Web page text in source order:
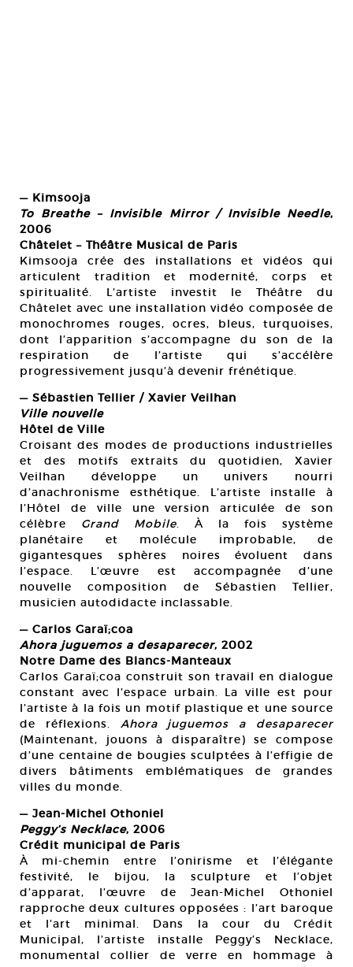
— Kimsooja
To Breathe – Invisible Mirror / Invisible Needle,
2006
Châtelet – Théâtre Musical de Paris
Kimsooja crée des installations et vidéos qui
articulent tradition et modernité, corps et
spiritualité. L’artiste investit le Théâtre du
Châtelet avec une installation vidéo composée de
monochromes rouges, ocres, bleus, turquoises,
dont l’apparition s’accompagne du son de la
respiration de l’artiste qui s’accélère
progressivement jusqu’à devenir frénétique.
— Sébastien Tellier / Xavier Veilhan
Ville nouvelle
Hôtel de Ville
Croisant des modes de productions industrielles
et des motifs extraits du quotidien, Xavier
Veilhan développe un univers nourri
d’anachronisme esthétique. L’artiste installe à
l’Hôtel de ville une version articulée de son
célèbre Grand Mobile. À la fois système
planétaire et molécule improbable, de
gigantesques sphères noires évoluent dans
l’espace. L’œuvre est accompagnée d’une
nouvelle composition de Sébastien Tellier,
musicien autodidacte inclassable.
— Carlos Garaï;coa
Ahora juguemos a desaparecer, 2002
Notre Dame des Blancs-Manteaux
Carlos Garaï;coa construit son travail en dialogue
constant avec l’espace urbain. La ville est pour
l’artiste à la fois un motif plastique et une source
de réflexions. Ahora juguemos a desaparecer
(Maintenant, jouons à disparaître) se compose
d’une centaine de bougies sculptées à l’effigie de
divers bâtiments emblématiques de grandes
villes du monde.
— Jean-Michel Othoniel
Peggy’s Necklace, 2006
Crédit municipal de Paris
À mi-chemin entre l’onirisme et l’élégante
festivité, le bijou, la sculpture et l’objet
d’apparat, l’œuvre de Jean-Michel Othoniel
rapproche deux cultures opposées : l’art baroque
et l’art minimal. Dans la cour du Crédit
Municipal, l’artiste installe Peggy’s Necklace,
monumental collier de verre en hommage à